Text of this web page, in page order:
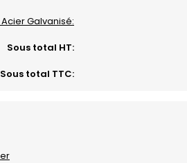
Galvanisé:
Sous total HT:
Sous total TTC: